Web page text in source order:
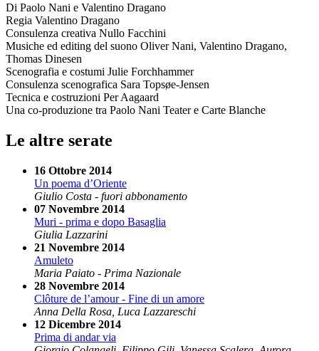
Di Paolo Nani e Valentino Dragano
Regia Valentino Dragano
Consulenza creativa Nullo Facchini
Musiche ed editing del suono Oliver Nani, Valentino Dragano,
Thomas Dinesen
Scenografia e costumi Julie Forchhammer
Consulenza scenografica Sara Topsøe-Jensen
Tecnica e costruzioni Per Aagaard
Una co-produzione tra Paolo Nani Teater e Carte Blanche
Le altre serate
16 Ottobre 2014
Un poema d’Oriente
Giulio Costa - fuori abbonamento
07 Novembre 2014
Muri - prima e dopo Basaglia
Giulia Lazzarini
21 Novembre 2014
Amuleto
Maria Paiato - Prima Nazionale
28 Novembre 2014
Clôture de l’amour - Fine di un amore
Anna Della Rosa, Luca Lazzareschi
12 Dicembre 2014
Prima di andar via